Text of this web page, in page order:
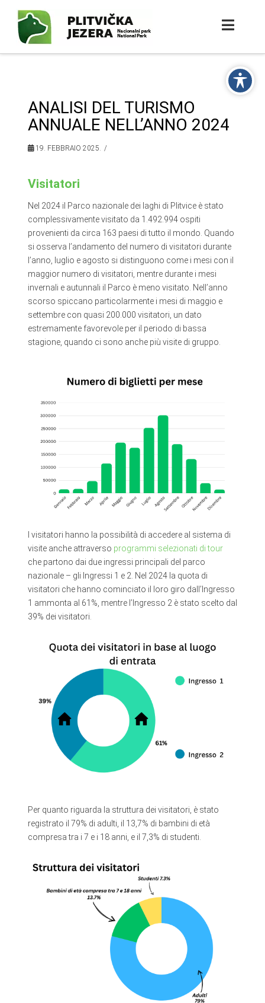
ANALISI DEL TURISMO
ANNUALE NELL’ANNO 2024
19. FEBBRAIO 2025.
Visitatori
Nel 2024 il Parco nazionale dei laghi di Plitvice è stato
complessivamente visitato da 1.492.994 ospiti
provenienti da circa 163 paesi di tutto il mondo. Quando
si osserva l’andamento del numero di visitatori durante
l’anno, luglio e agosto si distinguono come i mesi con il
maggior numero di visitatori, mentre durante i mesi
invernali e autunnali il Parco è meno visitato. Nell’anno
scorso spiccano particolarmente i mesi di maggio e
settembre con quasi 200.000 visitatori, un dato
estremamente favorevole per il periodo di bassa
stagione, quando ci sono anche più visite di gruppo.
I visitatori hanno la possibilità di accedere al sistema di
visite anche attraverso programmi selezionati di tour
che partono dai due ingressi principali del parco
nazionale – gli Ingressi 1 e 2. Nel 2024 la quota di
visitatori che hanno cominciato il loro giro dall’Ingresso
1 ammonta al 61%, mentre l’Ingresso 2 è stato scelto dal
39% dei visitatori.
Per quanto riguarda la struttura dei visitatori, è stato
registrato il 79% di adulti, il 13,7% di bambini di età
compresa tra i 7 e i 18 anni, e il 7,3% di studenti.